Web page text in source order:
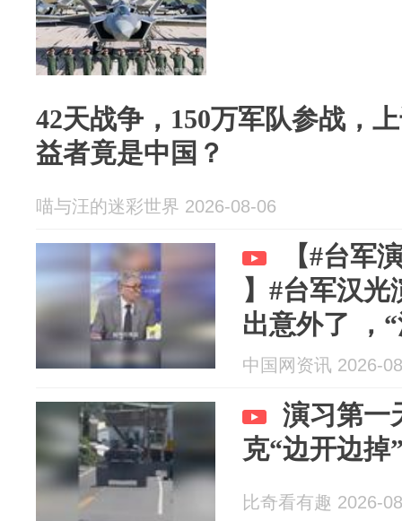
42天战争，150万军队参战，
益者竟是中国？
喵与汪的迷彩世界 2026-08-06
【#台军
】#台军汉
出意外了 ，
糗，M60A3
众捡到。帅
越演越假
中国网资讯 2026-
演习第一
克“边开边掉
比奇看有趣 2026-